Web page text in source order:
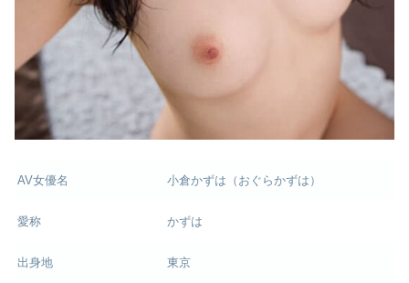
AV女優名 小倉かずは（おぐらかずは）
愛称 かずは
出身地 東京